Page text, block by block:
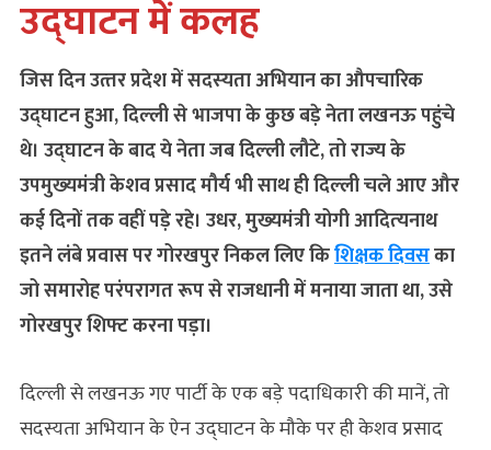
उद्घाटन में कलह
जिस दिन उत्‍तर प्रदेश में सदस्‍यता अभियान का औपचारिक
उद्घाटन हुआ, दिल्‍ली से भाजपा के कुछ बड़े नेता लखनऊ पहुंचे
थे। उद्घाटन के बाद ये नेता जब दिल्‍ली लौटे, तो राज्‍य के
उपमुख्‍यमंत्री केशव प्रसाद मौर्य भी साथ ही दिल्‍ली चले आए और
कई दिनों तक वहीं पड़े रहे। उधर, मुख्‍यमंत्री योगी आदित्‍यनाथ
इतने लंबे प्रवास पर गोरखपुर निकल लिए किशिक्षक दिवसका
जो समारोह परंपरागत रूप से राजधानी में मनाया जाता था, उसे
गोरखपुर शिफ्ट करना पड़ा।
दिल्‍ली से लखनऊ गए पार्टी के एक बड़े पदाधिकारी की मानें, तो
सदस्यता अभियान के ऐन उद्घाटन के मौके पर ही केशव प्रसाद